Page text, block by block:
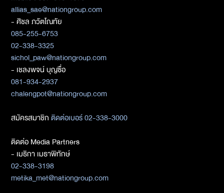
allias_sae@nationgroup.com
- ศิชล ภวัตโณทัย
085-255-6753
02-338-3325
sichol_paw@nationgroup.com
- เชลงพจน์ บุญซื่อ
081-934-2937
chalengpot@nationgroup.com
สมัครสมาชิกติดต่อเบอร์ 02-338-3000
ติดต่อ Media Partners
- เมธิกา เมธาพิทักษ์
02-338-3198
metika_met@nationgroup.com